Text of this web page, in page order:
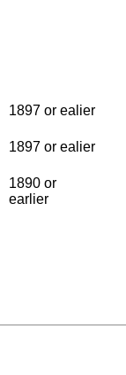
1897 or ealier
1897 or ealier
1890 or
earlier